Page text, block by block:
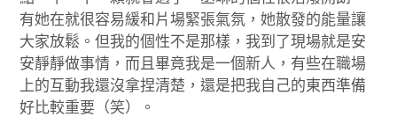
有她在就很容易緩和片場緊張氣氛，她散發的能量讓
大家放鬆。但我的個性不是那樣，我到了現場就是安
安靜靜做事情，而且畢竟我是一個新人，有些在職場
上的互動我還沒拿捏清楚，還是把我自己的東西準備
好比較重要（笑）。